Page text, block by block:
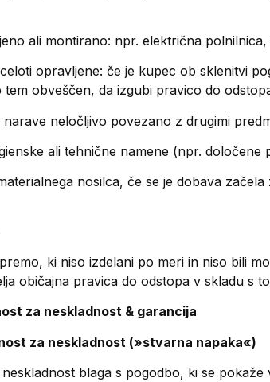
ali montirano: npr. električna
opravljene: če je kupec ob sklenitvi
obveščen, da izgubi pravico do
narave neločljivo povezano z drugimi
ali tehnične namene (npr.
nosilca, če se je dobava
ki niso izdelani po meri in niso bili
običajna pravica do odstopa v skladu s
za neskladnost & garancija
za neskladnost (»stvarna napaka«)
blaga s pogodbo, ki se